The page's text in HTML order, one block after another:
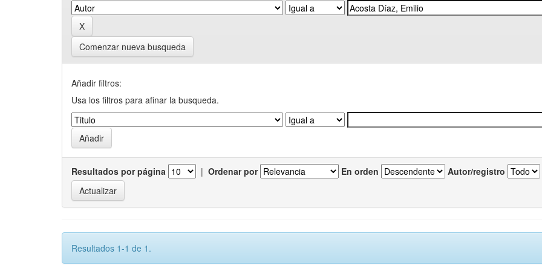
Comenzar nueva busqueda
Añadir filtros:
Usa los filtros para afinar la busqueda.
Resultados por página | Ordenar por En orden Autor/registro
Resultados 1-1 de 1.